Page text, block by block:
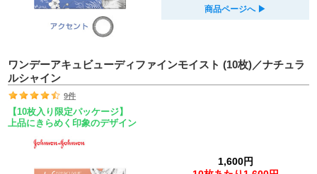
商品ページへ ▶︎
ワンデーアキュビューディファインモイスト (10枚)／ナチュラ
ルシャイン
9件
【10枚入り限定パッケージ】
上品にきらめく印象のデザイン
1,600円